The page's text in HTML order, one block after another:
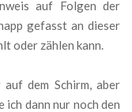
auf Folgen der
gefasst an dieser
oder zählen kann.
dem Schirm, aber
ich dann nur noch den